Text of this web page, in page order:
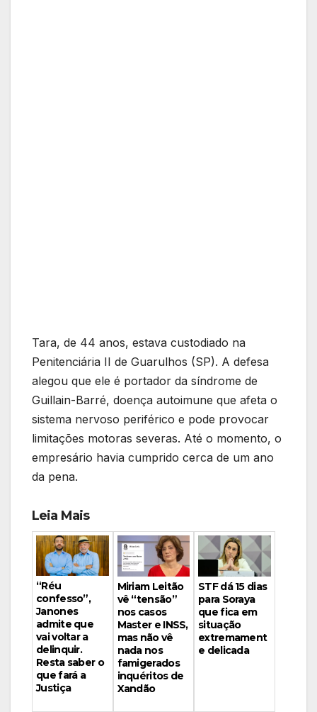
Tara, de 44 anos, estava custodiado na
Penitenciária II de Guarulhos (SP). A defesa
alegou que ele é portador da síndrome de
Guillain-Barré, doença autoimune que afeta o
sistema nervoso periférico e pode provocar
limitações motoras severas. Até o momento, o
empresário havia cumprido cerca de um ano
da pena.
Leia Mais
“Réu
confesso”,
Janones
admite que
vai voltar a
delinquir.
Resta saber o
que fará a
Justiça
Miriam Leitão
vê “tensão”
nos casos
Master e INSS,
mas não vê
nada nos
famigerados
inquéritos de
Xandão
STF dá 15 dias
para Soraya
que fica em
situação
extremament
e delicada